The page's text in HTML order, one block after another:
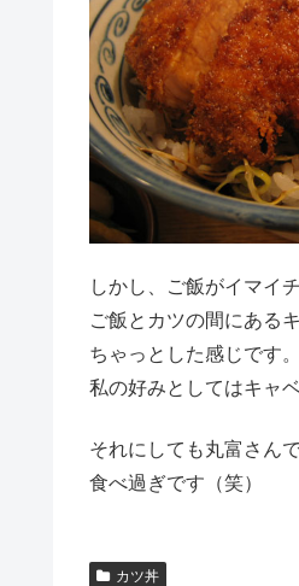
しかし、ご飯がイマイ
ご飯とカツの間にある
ちゃっとした感じです。
私の好みとしてはキャ
それにしても丸富さん
食べ過ぎです（笑）
カツ丼